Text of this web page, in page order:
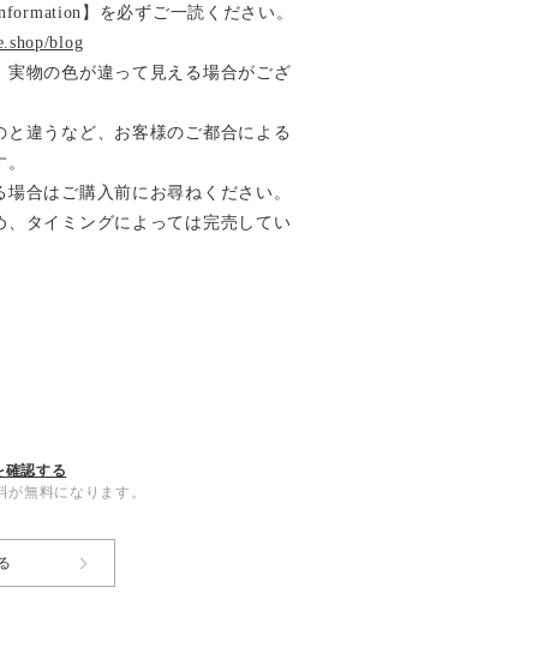
】を必ずご一読ください。
blog
実物の色が違って見える場合がござ
違うなど、お客様のご都合による
合はご購入前にお尋ねください。
、タイミングによっては完売してい
確認する
無料になります。